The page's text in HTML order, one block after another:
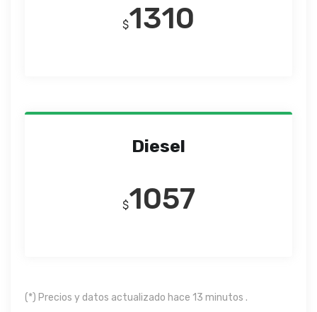
$1310
Diesel
$1057
(*) Precios y datos actualizado hace 13 minutos .